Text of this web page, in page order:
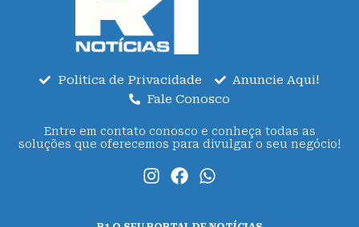
Politica de Privacidade
Anuncie Aqui!
Fale Conosco
Entre em contato conosco e conheça todas as
soluções que oferecemos para divulgar o seu negócio!